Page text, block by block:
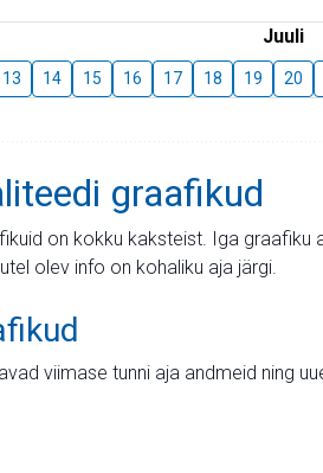
Juuli
13 14 15 16 17 18 19 20
graafikud
on kokku kaksteist. Iga
olev info on kohaliku aja järgi.
viimase tunni aja andmeid ning